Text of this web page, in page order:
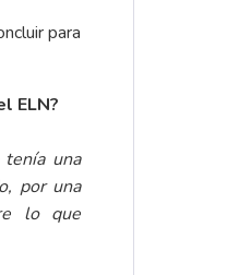
para
ELN?
una
por una
lo que